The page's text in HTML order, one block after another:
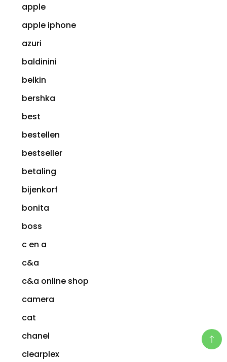
apple
apple iphone
azuri
baldinini
belkin
bershka
best
bestellen
bestseller
betaling
bijenkorf
bonita
boss
c en a
c&a
c&a online shop
camera
cat
chanel
clearplex